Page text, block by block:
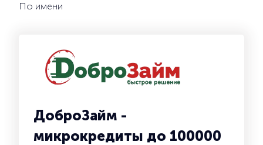
По имени
ДоброЗайм -
микрокредиты до 100000